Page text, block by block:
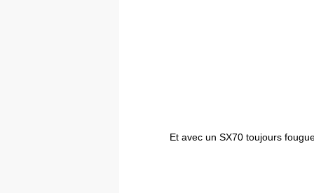
Et avec un SX70 toujours